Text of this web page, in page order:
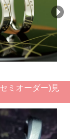
ミオーダー)見